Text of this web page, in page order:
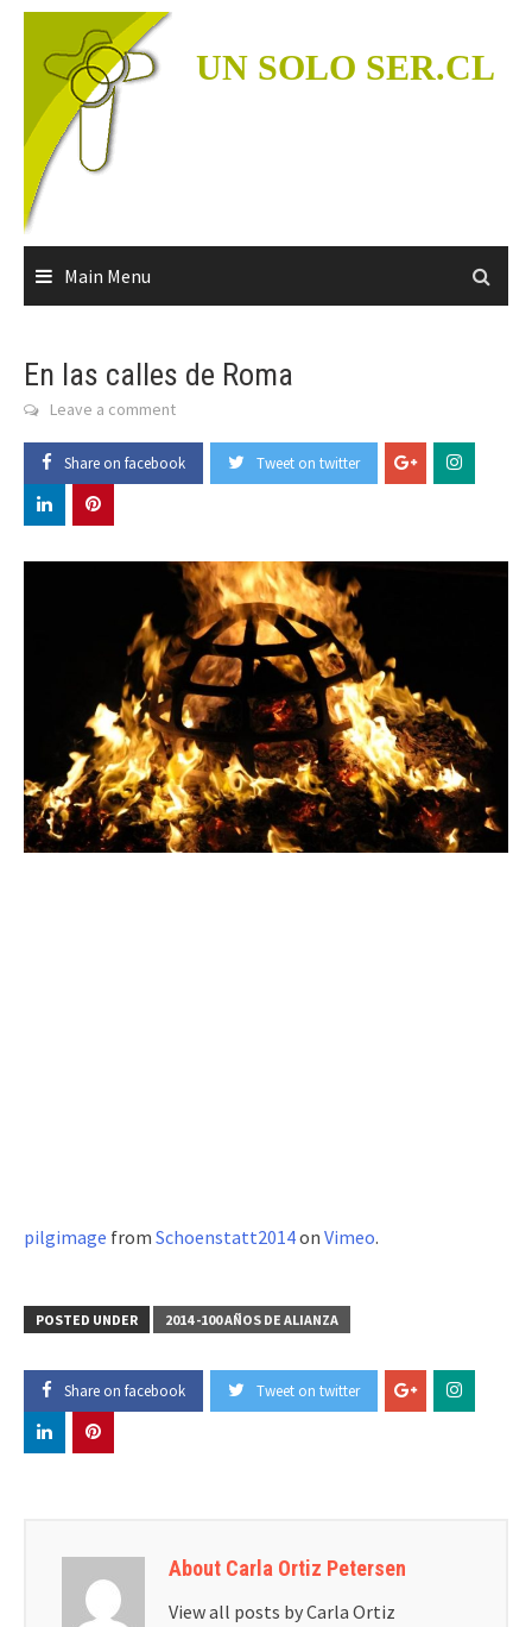
Skip
content
UN SOLO SER.CL
Main Menu
En las calles de Roma
Leave a comment
Share on facebook Tweet on twitter
pilgimage from Schoenstatt2014on Vimeo.
POSTED UNDER 2014 -100 AÑOS DE ALIANZA
Share on facebook Tweet on twitter
About Carla Ortiz Petersen
View all posts by Carla Ortiz